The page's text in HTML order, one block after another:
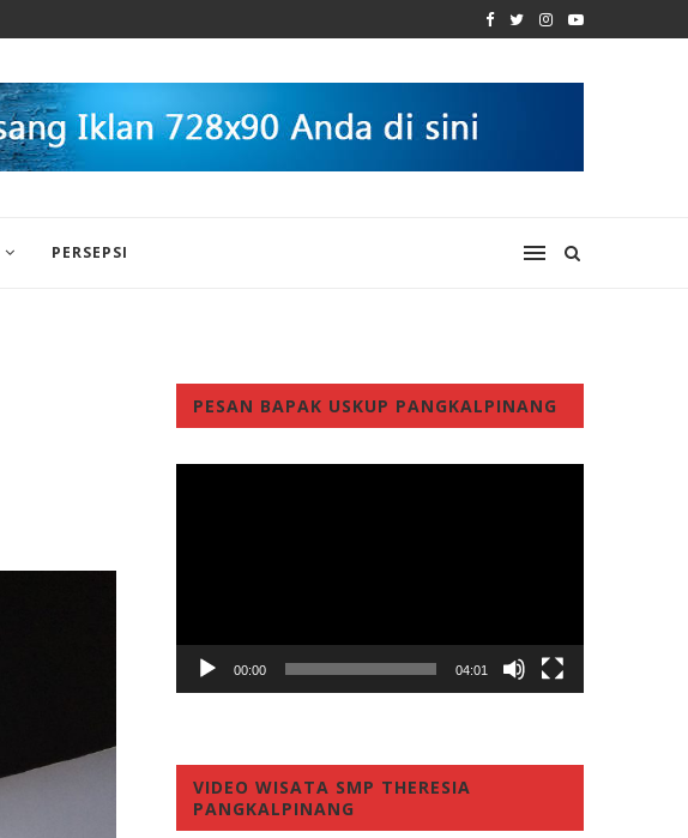
PERSEPSI
PESAN BAPAK USKUP PANGKALPINANG
00:00 04:01
VIDEO WISATA SMP THERESIA
PANGKALPINANG